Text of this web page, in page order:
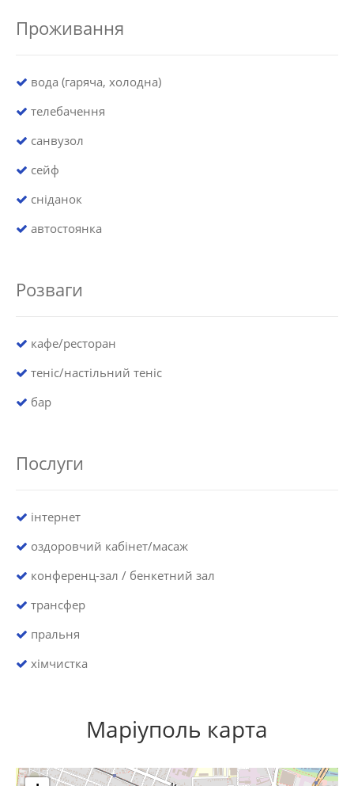
Проживання
вода (гаряча, холодна)
телебачення
санвузол
сейф
сніданок
автостоянка
Розваги
кафе/ресторан
теніс/настільний теніс
бар
Послуги
інтернет
оздоровчий кабінет/масаж
конференц-зал / бенкетний зал
трансфер
пральня
хімчистка
Маріуполь карта